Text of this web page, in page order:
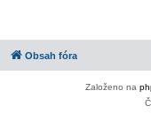
Obsah fóra
Založeno na